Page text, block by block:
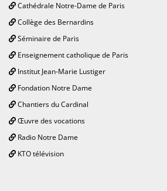
Cathédrale Notre-Dame de Paris
Collège des Bernardins
Séminaire de Paris
Enseignement catholique de Paris
Institut Jean-Marie Lustiger
Fondation Notre Dame
Chantiers du Cardinal
Œuvre des vocations
Radio Notre Dame
KTO télévision